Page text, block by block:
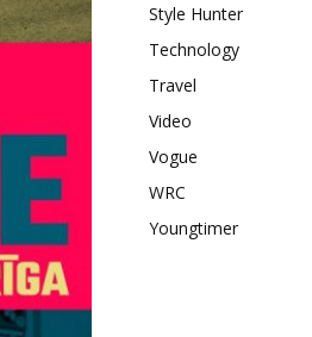
Style Hunter
Technology
Travel
Video
Vogue
WRC
Youngtimer